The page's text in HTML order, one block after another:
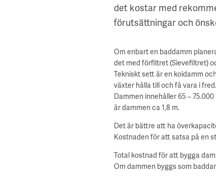
det kostar med
förutsättningar och
Om enbart en baddamm
det med förfiltret (Sievefiltret)
Tekniskt sett är en koidamm
växter hålla till och få vara i fred.
Dammen innehåller 65 –
är dammen ca 1,8 m.
Det är bättre att ha
Kostnaden för att satsa på en
Total kostnad för att bygga
Om dammen byggs som